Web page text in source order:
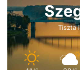
Tiszta